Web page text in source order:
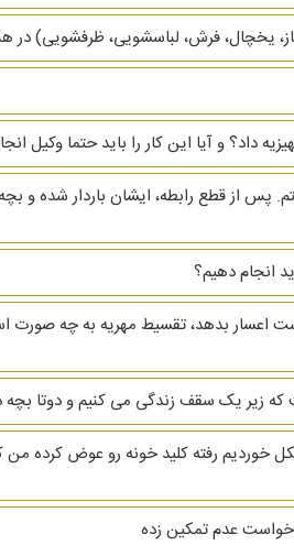
یخچال، فرش، لباسشویی، ظرفشویی)‌ در
داد؟ و آیا این کار را باید حتما
از قطع رابطه، ایشان باردار شده و
انجام دهیم؟
اعسار بدهد، تقسیط مهریه به چه
از زمانی که به مشکل خوردیم رفته کلید خونه
عدم تمکین زده